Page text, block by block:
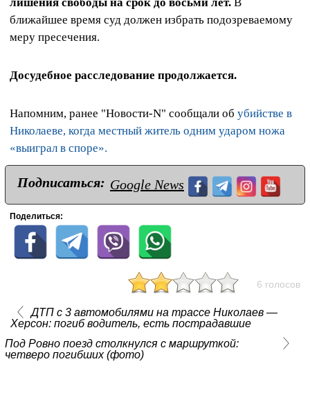
ближайшее время суд должен избрать подозреваемому
меру пресечения.
Досудебное расследование продолжается.
Напомним, ранее "Новости-N" сообщали об убийстве в
Николаеве, когда местный житель одним ударом ножа
«выиграл в споре».
Подписаться: Google News
Поделиться:
6 голосов
ДТП с 3 автомобилями на трассе Николаев —
Херсон: погиб водитель, есть пострадавшие
Под Ровно поезд столкнулся с маршруткой:
четверо погибших (фото)